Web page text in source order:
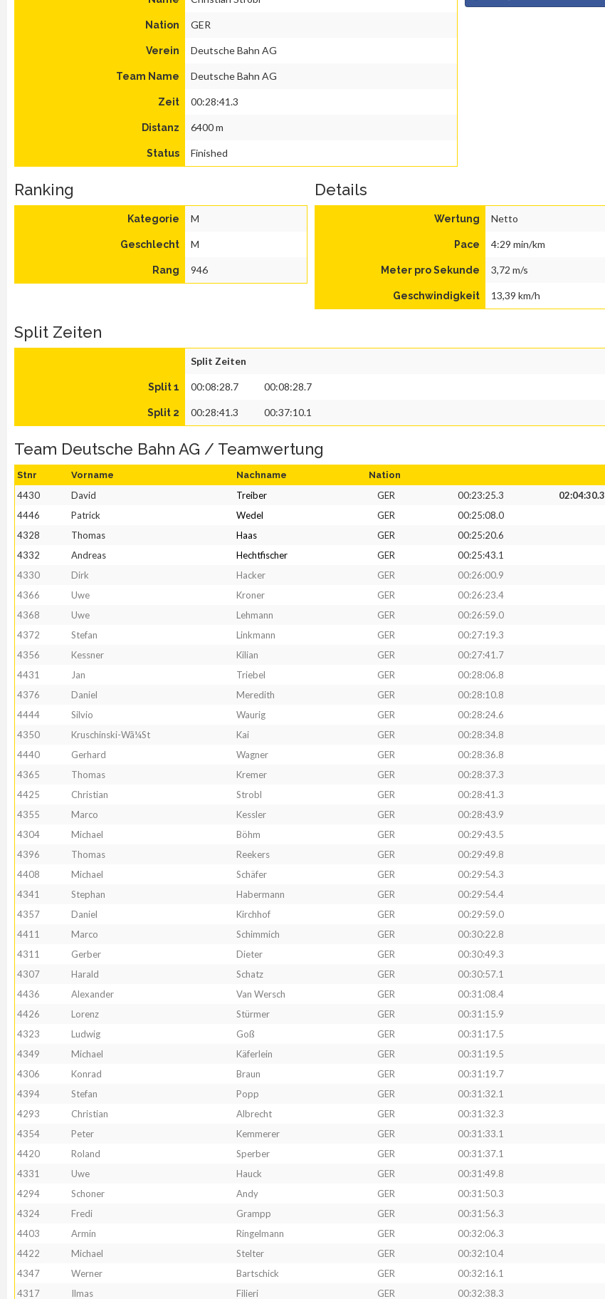
Nation GER
Verein Deutsche Bahn AG
Team Name Deutsche Bahn AG
Zeit 00:28:41.3
Distanz 6400 m
Status Finished
Ranking
Kategorie M
Geschlecht M
Rang 946
Details
Wertung Netto
Pace 4:29 min/km
Meter pro Sekunde 3,72 m/s
Geschwindigkeit 13,39 km/h
Split Zeiten
Split Zeiten
Split 1 00:08:28.7 00:08:28.7
Split 2 00:28:41.3 00:37:10.1
Team Deutsche Bahn AG / Teamwertung
Stnr Vorname Nachname Nation
4430 David Treiber GER 00:23:25.3
02:04:30.3
4446
Patrick Wedel GER
00:25:08.0
4328
Thomas Haas GER
00:25:20.6
4332
Andreas Hechtfischer GER
00:25:43.1
4330
Dirk Hacker GER
00:26:00.9
4366
Uwe Kroner GER
00:26:23.4
4368
Uwe Lehmann GER
00:26:59.0
4372
Stefan Linkmann GER
00:27:19.3
4356
Kessner Kilian GER
00:27:41.7
4431
Jan Triebel GER
00:28:06.8
4376
Daniel Meredith GER
00:28:10.8
4444
Silvio Waurig GER
00:28:24.6
4350
Kruschinski-Wã¼St Kai GER
00:28:34.8
4440
Gerhard Wagner GER
00:28:36.8
4365
Thomas Kremer GER
00:28:37.3
4425
Christian Strobl GER
00:28:41.3
4355
Marco Kessler GER
00:28:43.9
4304
Michael Böhm GER
00:29:43.5
4396
Thomas Reekers GER
00:29:49.8
4408
Michael Schäfer GER
00:29:54.3
4341
Stephan Habermann GER
00:29:54.4
4357
Daniel Kirchhof GER
00:29:59.0
4411
Marco Schimmich GER
00:30:22.8
4311
Gerber Dieter GER
00:30:49.3
4307
Harald Schatz GER
00:30:57.1
4436
Alexander Van Wersch GER
00:31:08.4
4426
Lorenz Stürmer GER
00:31:15.9
4323
Ludwig Goß GER
00:31:17.5
4349
Michael Käferlein GER
00:31:19.5
4306
Konrad Braun GER
00:31:19.7
4394
Stefan Popp GER
00:31:32.1
4293
Christian Albrecht GER
00:31:32.3
4354
Peter Kemmerer GER
00:31:33.1
4420
Roland Sperber GER
00:31:37.1
4331
Uwe Hauck GER
00:31:49.8
4294
Schoner Andy GER
00:31:50.3
4324
Fredi Grampp GER
00:31:56.3
4403
Armin Ringelmann GER
00:32:06.3
4422
Michael Stelter GER
00:32:10.4
4347
Werner Bartschick GER
00:32:16.1
4317
Ilmas Filieri GER
00:32:38.3